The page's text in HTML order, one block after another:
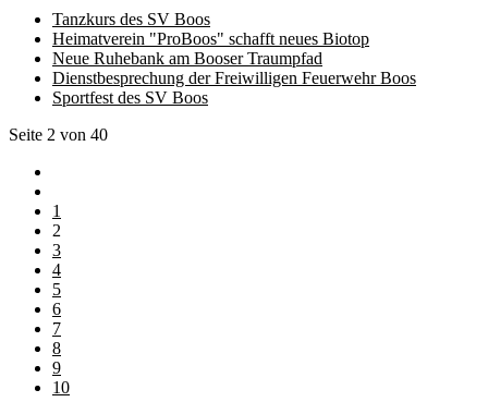
Tanzkurs des SV Boos
Heimatverein "ProBoos" schafft neues Biotop
Neue Ruhebank am Booser Traumpfad
Dienstbesprechung der Freiwilligen Feuerwehr Boos
Sportfest des SV Boos
Seite 2 von 40
1
2
3
4
5
6
7
8
9
10